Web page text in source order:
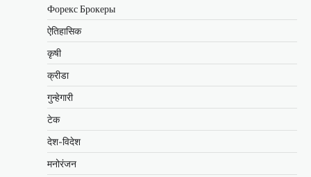
Форекс Брокеры
ऐतिहासिक
कृषी
क्रीडा
गुन्हेगारी
टेक
देश-विदेश
मनोरंजन